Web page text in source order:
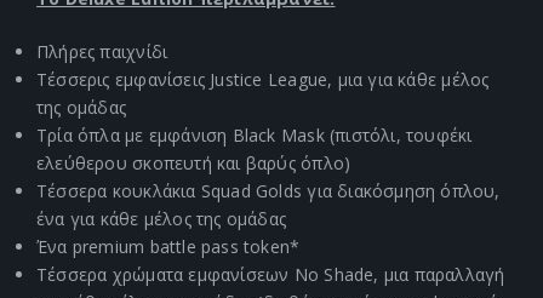
Πλήρες παιχνίδι
Τέσσερις εμφανίσεις Justice League, μια για κάθε μέλος
της ομάδας
Τρία όπλα με εμφάνιση Black Mask (πιστόλι, τουφέκι
ελεύθερου σκοπευτή και βαρύς όπλο)
Τέσσερα κουκλάκια Squad Golds για διακόσμηση όπλου,
ένα για κάθε μέλος της ομάδας
Ένα premium battle pass token*
Τέσσερα χρώματα εμφανίσεων No Shade, μια παραλλαγή